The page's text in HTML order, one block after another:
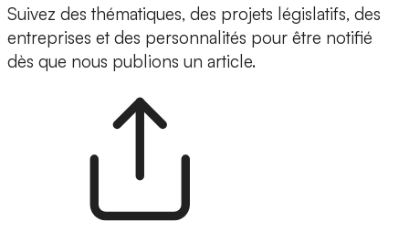
Suivez des thématiques, des projets législatifs, des
entreprises et des personnalités pour être notifié
dès que nous publions un article.